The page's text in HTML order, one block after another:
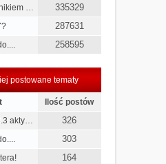
… 335329
287631
258595
postowane tematy
Ilość postów
akty…
326
303
164